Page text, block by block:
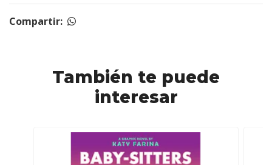
Compartir:
También te puede
interesar